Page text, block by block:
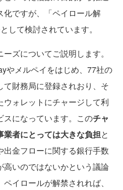
化ですが、「ペイロール解
して検討されています。
ズについてご説明します。
やメルペイをはじめ、77社の
財務局に登録されおり、そ
ォレットにチャージして利
スになっています。このチャ
業者にとっては大きな負担と
金フローに関する銀行手数
いのではないかという議論
イロールが解禁されれば、